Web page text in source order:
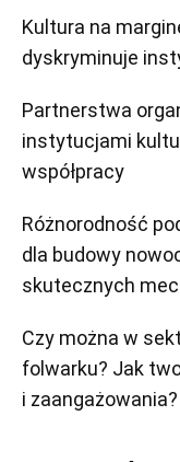
Kultura na
dyskryminuje
Partnerstwa
instytucjami
współpracy
Różnorodność
dla budowy
skutecznych
Czy można w
folwarku? Jak
i zaangażowania?